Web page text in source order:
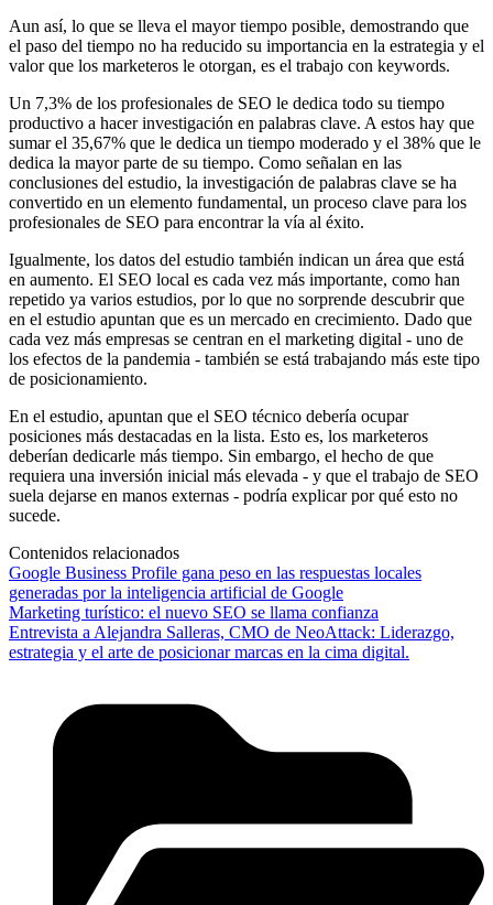
Aun así, lo que se lleva el mayor tiempo posible, demostrando que
el paso del tiempo no ha reducido su importancia en la estrategia y el
valor que los marketeros le otorgan, es el trabajo con keywords.
Un 7,3% de los profesionales de SEO le dedica todo su tiempo
productivo a hacer investigación en palabras clave. A estos hay que
sumar el 35,67% que le dedica un tiempo moderado y el 38% que le
dedica la mayor parte de su tiempo. Como señalan en las
conclusiones del estudio, la investigación de palabras clave se ha
convertido en un elemento fundamental, un proceso clave para los
profesionales de SEO para encontrar la vía al éxito.
Igualmente, los datos del estudio también indican un área que está
en aumento. El SEO local es cada vez más importante, como han
repetido ya varios estudios, por lo que no sorprende descubrir que
en el estudio apuntan que es un mercado en crecimiento. Dado que
cada vez más empresas se centran en el marketing digital - uno de
los efectos de la pandemia - también se está trabajando más este tipo
de posicionamiento.
En el estudio, apuntan que el SEO técnico debería ocupar
posiciones más destacadas en la lista. Esto es, los marketeros
deberían dedicarle más tiempo. Sin embargo, el hecho de que
requiera una inversión inicial más elevada - y que el trabajo de SEO
suela dejarse en manos externas - podría explicar por qué esto no
sucede.
Contenidos relacionados
Google Business Profile gana peso en las respuestas locales
generadas por la inteligencia artificial de Google
Marketing turístico: el nuevo SEO se llama confianza
Entrevista a Alejandra Salleras, CMO de NeoAttack: Liderazgo,
estrategia y el arte de posicionar marcas en la cima digital.